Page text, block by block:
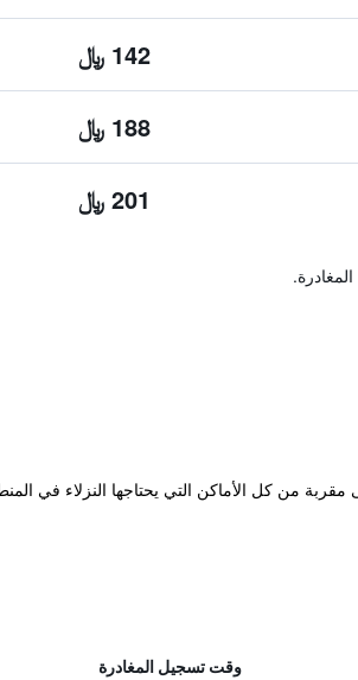
142 ﷼
188 ﷼
201 ﷼
مقربة من كل الأماكن التي يحتاجها النزلاء في
وقت تسجيل المغادرة